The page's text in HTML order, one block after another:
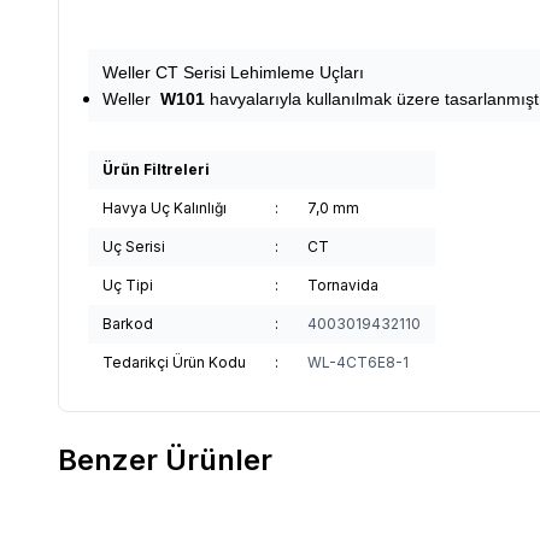
Weller CT Serisi Lehimleme Uçları
Weller W101 havyalarıyla kullanılmak üzere
Ürün Filtreleri
Havya Uç Kalınlığı : 7,0 mm
Uç Serisi : CT
Uç Tipi : Tornavida
Barkod : 4003019432110
Tedarikçi Ürün Kodu : WL-4CT6E8-1
Benzer Ürünler